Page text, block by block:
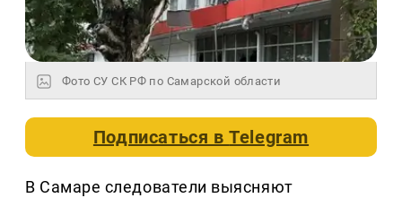
Фото СУ СК РФ по Самарской области
Подписаться вTelegram
В Самаре следователи выясняют